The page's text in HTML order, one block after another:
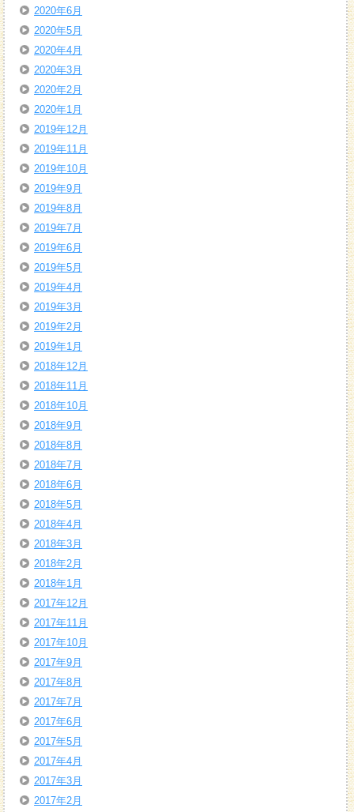
2020年6月
2020年5月
2020年4月
2020年3月
2020年2月
2020年1月
2019年12月
2019年11月
2019年10月
2019年9月
2019年8月
2019年7月
2019年6月
2019年5月
2019年4月
2019年3月
2019年2月
2019年1月
2018年12月
2018年11月
2018年10月
2018年9月
2018年8月
2018年7月
2018年6月
2018年5月
2018年4月
2018年3月
2018年2月
2018年1月
2017年12月
2017年11月
2017年10月
2017年9月
2017年8月
2017年7月
2017年6月
2017年5月
2017年4月
2017年3月
2017年2月